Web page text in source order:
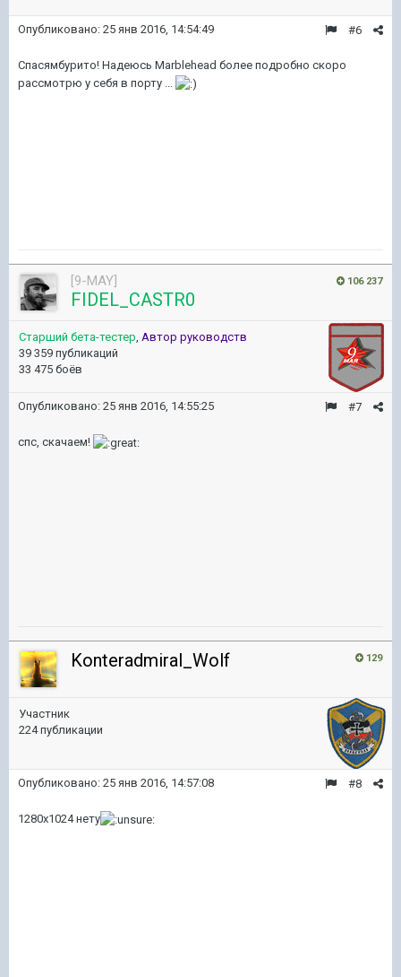
#6
Опубликовано: 25 янв 2016, 14:54:49
Спасямбурито! Надеюсь Marblehead более подробно скоро
рассмотрю у себя в порту ...
106 237
[9-MAY]
FIDEL_CASTR0
Старший бета-тестер, Автор руководств
39 359 публикаций
33 475 боёв
#7
Опубликовано: 25 янв 2016, 14:55:25
спс, скачаем!
129
Konteradmiral_Wolf
Участник
224 публикации
#8
Опубликовано: 25 янв 2016, 14:57:08
1280x1024 нету